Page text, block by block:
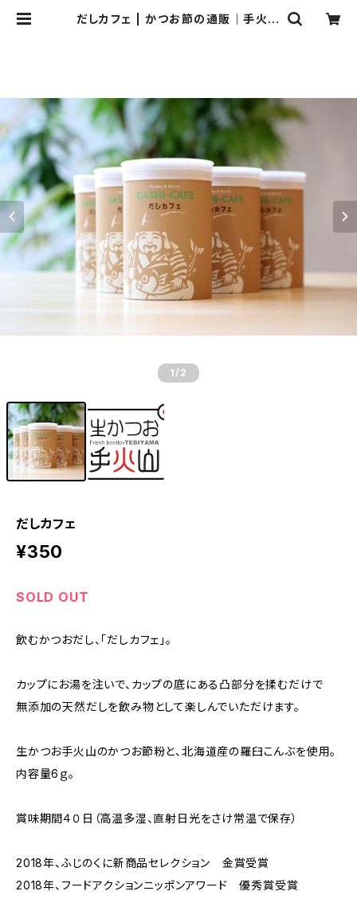
だしカフェ | かつお節の通販｜手火山
1 /2
だしカフェ
¥350
SOLD OUT
飲むかつおだし、「だしカフェ」。
カップにお湯を注いで、カップの底にある凸部分を揉むだけで
無添加の天然だしを飲み物として楽しんでいただけます。
生かつお手火山のかつお節粉と、北海道産の羅臼こんぶを使用。
内容量6ｇ。
賞味期間４０日（高温多湿、直射日光をさけ常温で保存）
2018年、ふじのくに新商品セレクション 金賞受賞
2018年、フードアクションニッポンアワード 優秀賞受賞